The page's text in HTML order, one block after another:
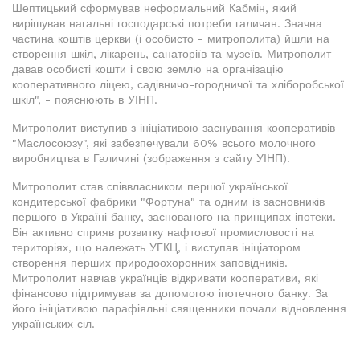
Шептицький сформував неформальний Кабмін, який
вирішував нагальні господарські потреби галичан. Значна
частина коштів церкви (і особисто - митрополита) йшли на
створення шкіл, лікарень, санаторіїв та музеїв. Митрополит
давав особисті кошти і свою землю на організацію
кооперативного ліцею, садівничо-городничої та хліборобської
шкіл", - пояснюють в УІНП.
Митрополит виступив з ініціативою заснування кооперативів
"Маслосоюзу", які забезпечували 60% всього молочного
виробництва в Галичині (зображення з сайту УІНП).
Митрополит став співвласником першої української
кондитерської фабрики "Фортуна" та одним із засновників
першого в Україні банку, заснованого на принципах іпотеки.
Він активно сприяв розвитку нафтової промисловості на
територіях, що належать УГКЦ, і виступав ініціатором
створення перших природоохоронних заповідників.
Митрополит навчав українців відкривати кооперативи, які
фінансово підтримував за допомогою іпотечного банку. За
його ініціативою парафіяльні священники почали відновлення
українських сіл.